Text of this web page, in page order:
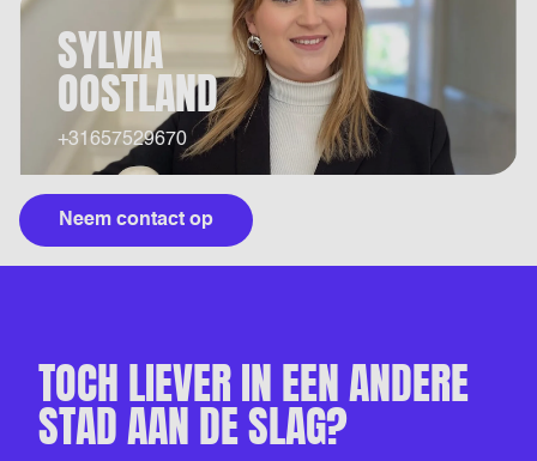
SYLVIA
OOSTLAND
+31657529670
Neem contact op
TOCH LIEVER IN EEN ANDERE
STAD AAN DE SLAG?